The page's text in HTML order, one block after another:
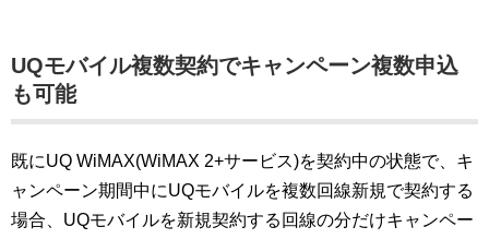
UQモバイル複数契約でキャンペーン複数申込
も可能
既にUQ WiMAX(WiMAX 2+サービス)を契約中の状態で、キ
ャンペーン期間中にUQモバイルを複数回線新規で契約する
場合、UQモバイルを新規契約する回線の分だけキャンペー